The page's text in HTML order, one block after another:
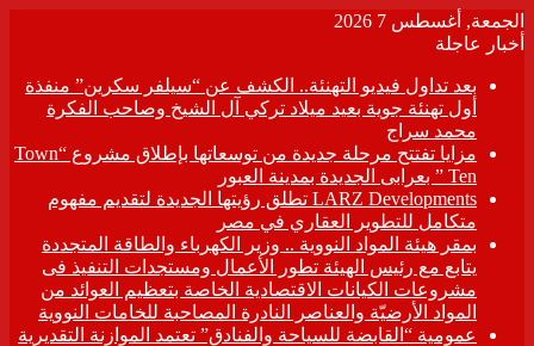
الجمعة, أغسطس 7 2026
أخبار عاجلة
بعد تداول فيديو التهنئة.. الكشف عن “سيلفر سكرين” منفذة
أول تهنئة جوية بعيد ميلاد تركي آل الشيخ وصاحب الفكرة
محمد سراج
مزايا تفتتح مرحلة جديدة من توسعاتها بإطلاق مشروع “Town
Ten ” بعرابى الجديدة بمدينة العبور
LARZ Developments تطلق رؤيتها الجديدة لتقديم مفهوم
متكامل للتطوير العقاري في مصر
بمقر هيئة المواد النووية .. وزير الكهرباء والطاقة المتجددة
يتابع مع رئيس الهيئة تطور الأعمال ومستجدات التنفيذ فى
مشروعات الكيانات الاقتصادية الخاصة بتعظيم العوائد من
المواد الأرضيّة والعناصر النادرة المصاحبة للخامات النووية
عمومية “القابضة للسياحة والفنادق” تعتمد الموازنة التقديرية